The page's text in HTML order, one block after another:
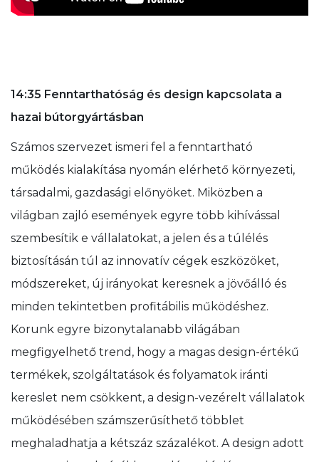
14:35 Fenntarthatóság és design kapcsolata a
hazai bútorgyártásban
Számos szervezet ismeri fel a fenntartható
működés kialakítása nyomán elérhető környezeti,
társadalmi, gazdasági előnyöket. Miközben a
világban zajló események egyre több kihívással
szembesítik e vállalatokat, a jelen és a túlélés
biztosításán túl az innovatív cégek eszközöket,
módszereket, új irányokat keresnek a jövőálló és
minden tekintetben profitábilis működéshez.
Korunk egyre bizonytalanabb világában
megfigyelhető trend, hogy a magas design-értékű
termékek, szolgáltatások és folyamatok iránti
kereslet nem csökkent, a design-vezérelt vállalatok
működésében számszerűsíthető többlet
meghaladhatja a kétszáz százalékot. A design adott